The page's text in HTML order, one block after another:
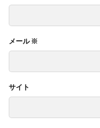
メール※
サイト